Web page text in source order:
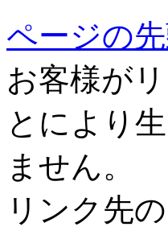
ページの
お客様が
とにより
ません。
リンク先